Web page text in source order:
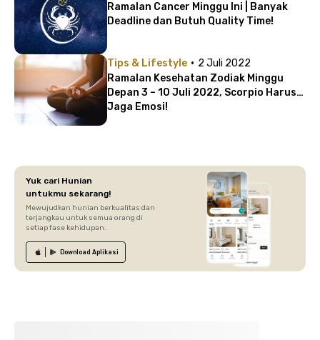
Ramalan Cancer Minggu Ini | Banyak
Deadline dan Butuh Quality Time!
Tips & Lifestyle · 2 Juli 2022
Ramalan Kesehatan Zodiak Minggu
Depan 3 – 10 Juli 2022, Scorpio Harus
Jaga Emosi!
Yuk cari Hunian
untukmu sekarang!
Mewujudkan hunian berkualitas dan
terjangkau untuk semua orang di
setiap fase kehidupan.
Download Aplikasi